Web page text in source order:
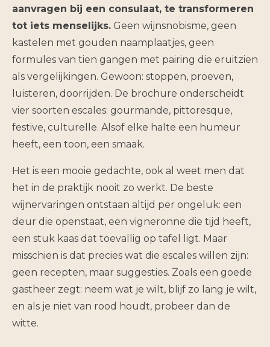
aanvragen bij een consulaat, te transformeren
tot iets menselijks. Geen wijnsnobisme, geen
kastelen met gouden naamplaatjes, geen
formules van tien gangen met pairing die eruitzien
als vergelijkingen. Gewoon: stoppen, proeven,
luisteren, doorrijden. De brochure onderscheidt
vier soorten escales: gourmande, pittoresque,
festive, culturelle. Alsof elke halte een humeur
heeft, een toon, een smaak.
Het is een mooie gedachte, ook al weet men dat
het in de praktijk nooit zo werkt. De beste
wijnervaringen ontstaan altijd per ongeluk: een
deur die openstaat, een vigneronne die tijd heeft,
een stuk kaas dat toevallig op tafel ligt. Maar
misschien is dat precies wat die escales willen zijn:
geen recepten, maar suggesties. Zoals een goede
gastheer zegt: neem wat je wilt, blijf zo lang je wilt,
en als je niet van rood houdt, probeer dan de
witte.